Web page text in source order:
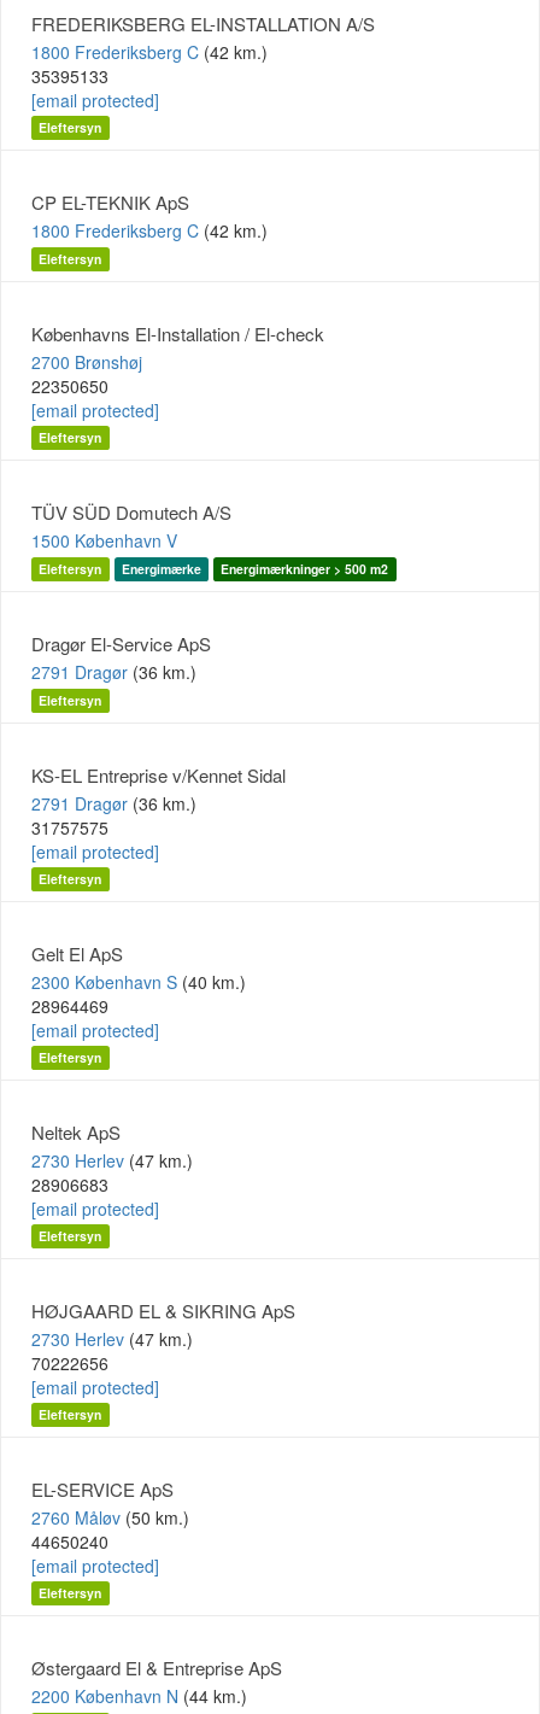
FREDERIKSBERG EL-INSTALLATION A/S
1800 Frederiksberg C (42 km.)
35395133
[email protected]
Eleftersyn
CP EL-TEKNIK ApS
1800 Frederiksberg C (42 km.)
Eleftersyn
Københavns El-Installation / El-check
2700 Brønshøj
22350650
[email protected]
Eleftersyn
TÜV SÜD Domutech A/S
1500 København V
Eleftersyn Energimærke Energimærkninger > 500 m2
Dragør El-Service ApS
2791 Dragør (36 km.)
Eleftersyn
KS-EL Entreprise v/Kennet Sidal
2791 Dragør (36 km.)
31757575
[email protected]
Eleftersyn
Gelt El ApS
2300 København S (40 km.)
28964469
[email protected]
Eleftersyn
Neltek ApS
2730 Herlev (47 km.)
28906683
[email protected]
Eleftersyn
HØJGAARD EL & SIKRING ApS
2730 Herlev (47 km.)
70222656
[email protected]
Eleftersyn
EL-SERVICE ApS
2760 Måløv (50 km.)
44650240
[email protected]
Eleftersyn
Østergaard El & Entreprise ApS
2200 København N (44 km.)